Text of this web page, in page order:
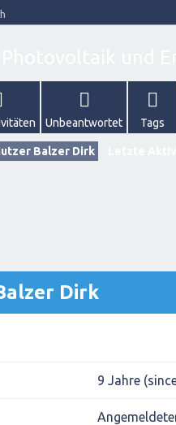
Unbeantwortet Tags
Balzer Dirk
Dirk
9 Jahre